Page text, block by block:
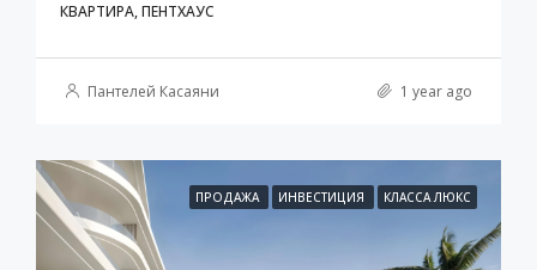
КВАРТИРА, ПЕНТХАУС
Пантелей Касаяни 1 year ago
ПРОДАЖА ИНВЕСТИЦИЯ КЛАССА ЛЮКС